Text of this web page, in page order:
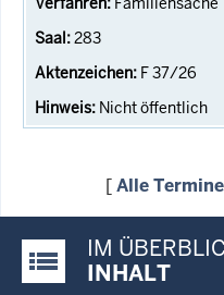
283
F 37/26
Nicht öffentlich
[Alle
Justiz-Portal im
IM
INHALT